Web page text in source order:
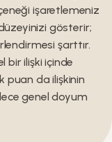
işaretlemeniz
gösterir;
şarttır.
bir ilişki içinde
puan da ilişkinin
genel doyum